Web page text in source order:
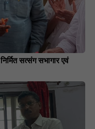
सत्संग सभागार एवं